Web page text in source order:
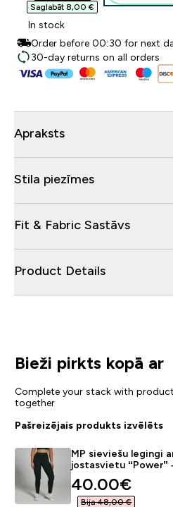
Saglabāt 8,00 €‎
In stock
Order before 00:30 for next
30-day returns on all orders
Apraksts
Stila piezīmes
Fit & Fabric Sastāvs
Product Details
Bieži pirkts kopā ar
Complete your stack with
together
Pašreizējais produkts izvēlēts
MP sieviešu legingi
jostasvietu “Power”
discounted
40.00€‎
Bija 48,00 €‎